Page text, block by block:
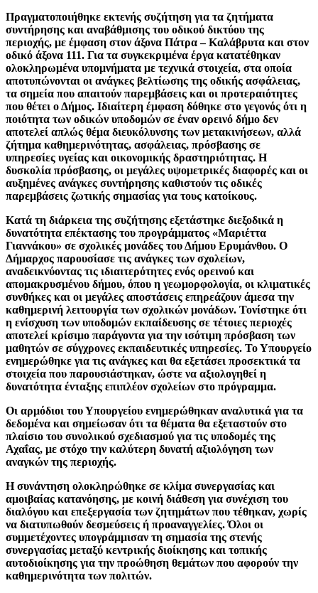
Πραγματοποιήθηκε εκτενής συζήτηση για τα ζητήματα
συντήρησης και αναβάθμισης του οδικού δικτύου της
περιοχής, με έμφαση στον άξονα Πάτρα – Καλάβρυτα και στον
οδικό άξονα 111. Για τα συγκεκριμένα έργα κατατέθηκαν
ολοκληρωμένα υπομνήματα με τεχνικά στοιχεία, στα οποία
αποτυπώνονται οι ανάγκες βελτίωσης της οδικής ασφάλειας,
τα σημεία που απαιτούν παρεμβάσεις και οι προτεραιότητες
που θέτει ο Δήμος. Ιδιαίτερη έμφαση δόθηκε στο γεγονός ότι η
ποιότητα των οδικών υποδομών σε έναν ορεινό δήμο δεν
αποτελεί απλώς θέμα διευκόλυνσης των μετακινήσεων, αλλά
ζήτημα καθημερινότητας, ασφάλειας, πρόσβασης σε
υπηρεσίες υγείας και οικονομικής δραστηριότητας. Η
δυσκολία πρόσβασης, οι μεγάλες υψομετρικές διαφορές και οι
αυξημένες ανάγκες συντήρησης καθιστούν τις οδικές
παρεμβάσεις ζωτικής σημασίας για τους κατοίκους.
Κατά τη διάρκεια της συζήτησης εξετάστηκε διεξοδικά η
δυνατότητα επέκτασης του προγράμματος «Μαριέττα
Γιαννάκου» σε σχολικές μονάδες του Δήμου Ερυμάνθου. Ο
Δήμαρχος παρουσίασε τις ανάγκες των σχολείων,
αναδεικνύοντας τις ιδιαιτερότητες ενός ορεινού και
απομακρυσμένου δήμου, όπου η γεωμορφολογία, οι κλιματικές
συνθήκες και οι μεγάλες αποστάσεις επηρεάζουν άμεσα την
καθημερινή λειτουργία των σχολικών μονάδων. Τονίστηκε ότι
η ενίσχυση των υποδομών εκπαίδευσης σε τέτοιες περιοχές
αποτελεί κρίσιμο παράγοντα για την ισότιμη πρόσβαση των
μαθητών σε σύγχρονες εκπαιδευτικές υπηρεσίες. Το Υπουργείο
ενημερώθηκε για τις ανάγκες και θα εξετάσει προσεκτικά τα
στοιχεία που παρουσιάστηκαν, ώστε να αξιολογηθεί η
δυνατότητα ένταξης επιπλέον σχολείων στο πρόγραμμα.
Οι αρμόδιοι του Υπουργείου ενημερώθηκαν αναλυτικά για τα
δεδομένα και σημείωσαν ότι τα θέματα θα εξεταστούν στο
πλαίσιο του συνολικού σχεδιασμού για τις υποδομές της
Αχαΐας, με στόχο την καλύτερη δυνατή αξιολόγηση των
αναγκών της περιοχής.
Η συνάντηση ολοκληρώθηκε σε κλίμα συνεργασίας και
αμοιβαίας κατανόησης, με κοινή διάθεση για συνέχιση του
διαλόγου και επεξεργασία των ζητημάτων που τέθηκαν, χωρίς
να διατυπωθούν δεσμεύσεις ή προαναγγελίες. Όλοι οι
συμμετέχοντες υπογράμμισαν τη σημασία της στενής
συνεργασίας μεταξύ κεντρικής διοίκησης και τοπικής
αυτοδιοίκησης για την προώθηση θεμάτων που αφορούν την
καθημερινότητα των πολιτών.